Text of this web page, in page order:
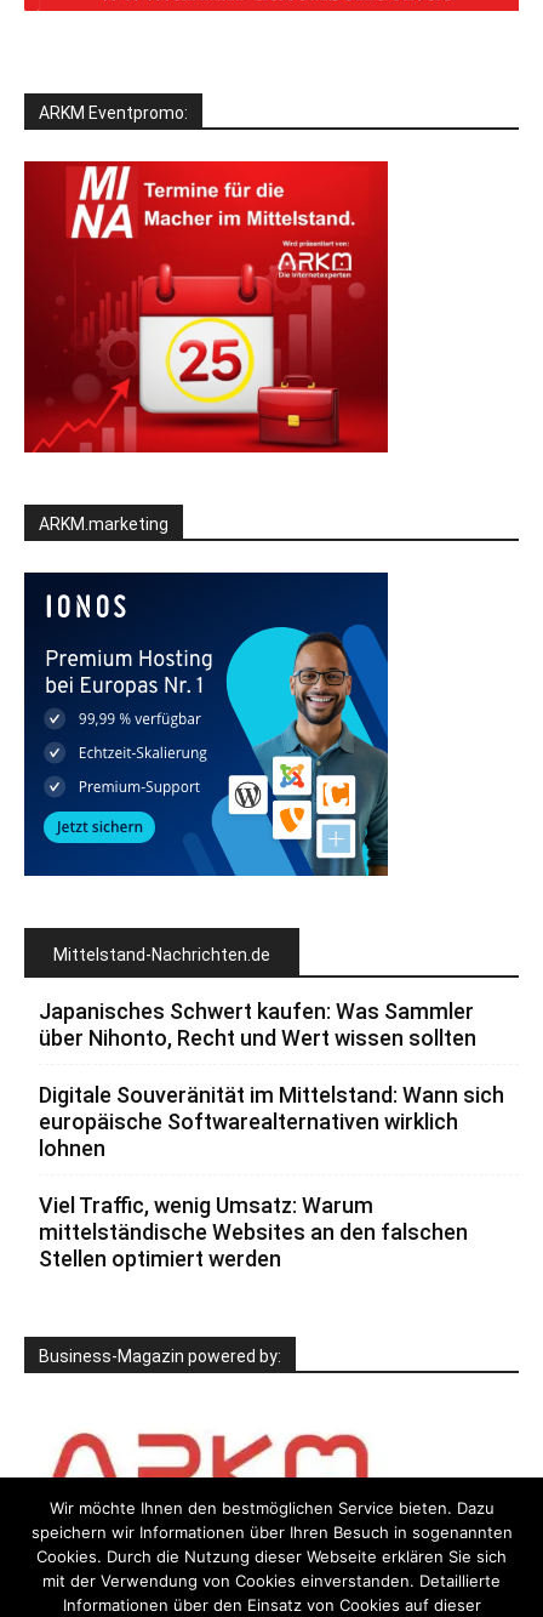
ARKM Eventpromo:
ARKM.marketing
Mittelstand-Nachrichten.de
Japanisches Schwert kaufen: Was Sammler
über Nihonto, Recht und Wert wissen sollten
Digitale Souveränität im Mittelstand: Wann sich
europäische Softwarealternativen wirklich
lohnen
Viel Traffic, wenig Umsatz: Warum
mittelständische Websites an den falschen
Stellen optimiert werden
Business-Magazin powered by:
Wir möchte Ihnen den bestmöglichen Service bieten. Dazu
speichern wir Informationen über Ihren Besuch in sogenannten
Cookies. Durch die Nutzung dieser Webseite erklären Sie sich
mit der Verwendung von Cookies einverstanden. Detaillierte
Informationen über den Einsatz von Cookies auf dieser